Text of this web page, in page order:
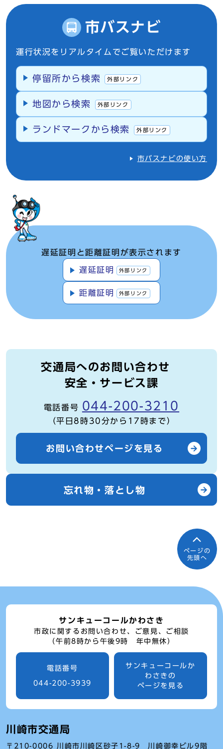
市バスナビ
運行状況をリアルタイムでご覧いただけます
停留所から検索 外部リンク
地図から検索 外部リンク
ランドマークから検索 外部リンク
市バスナビの使い方
遅延証明と距離証明が表示されます
遅延証明 外部リンク
距離証明 外部リンク
交通局へのお問い合わせ
安全・サービス課
電話番号 044-200-3210
（平日8時30分から17時まで）
お問い合わせページを見る
忘れ物・落とし物
ページの
先頭へ
サンキューコールかわさき
市政に関するお問い合わせ、ご意見、ご相談
（午前8時から午後9時 年中無休）
電話番号
044-200-3939
サンキューコールか
わさきの
ページを見る
川崎市交通局
〒210-0006 川崎市川崎区砂子1-8-9 川崎御幸ビル9階